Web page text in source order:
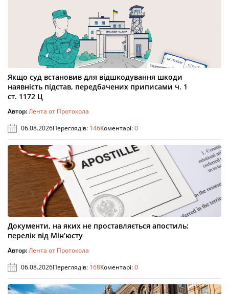
Якщо суд встановив для відшкодування шкоди
наявність підстав, передбачених приписами ч. 1
ст. 1172 Ц
Автор:Лента от Протокола
06.08.2026Переглядів: 146Коментарі:0
Документи, на яких не проставляється апостиль:
перелік від Мін’юсту
Автор:Лента от Протокола
06.08.2026Переглядів: 168Коментарі:0